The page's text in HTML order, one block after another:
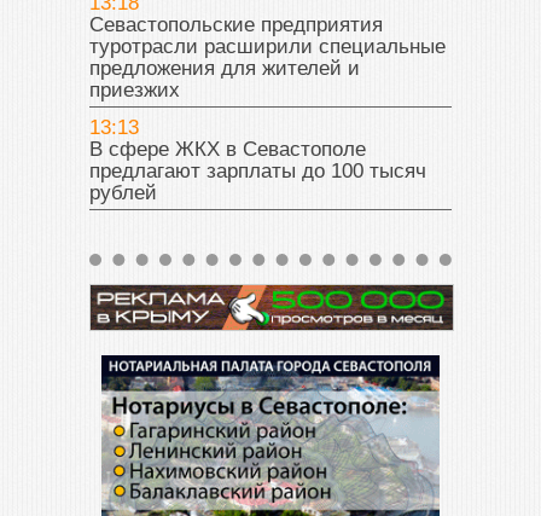
Севастопольские предприятия
туротрасли расширили специальные
предложения для жителей и
приезжих
13:13
В сфере ЖКХ в Севастополе
предлагают зарплаты до 100 тысяч
рублей